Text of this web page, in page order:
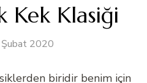
Kek Klasiği
2020
biridir benim için